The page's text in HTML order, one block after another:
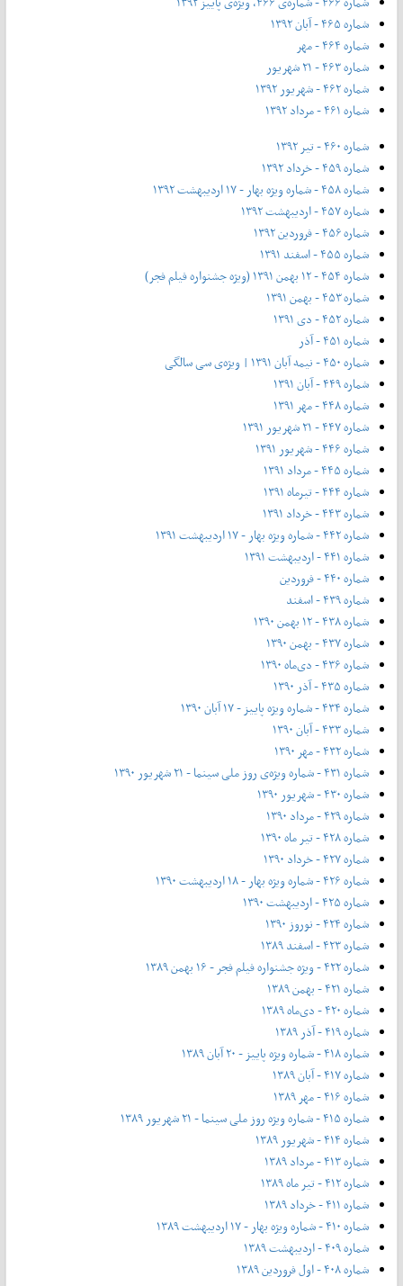
شماره ۴۶۵ - آبان ۱۳۹۲
شماره ۴۶۴ - مهر
شماره ۴۶۳ - ۲۱ شهریور
شماره ۴۶۲ - شهریور ۱۳۹۲
شماره ۴۶۱ - مرداد ۱۳۹۲
شماره ۴۶۰ - تیر ۱۳۹۲
شماره ۴۵۹ - خرداد ۱۳۹۲
شماره ۴۵۸ - شماره ویژه بهار - ۱۷ اردیبهشت ۱۳۹۲
شماره ۴۵۷ - اردیبهشت ۱۳۹۲
شماره ۴۵۶ - فروردین ۱۳۹۲
شماره ۴۵۵ - اسفند ۱۳۹۱
شماره ۴۵۴ - ۱۲ بهمن ۱۳۹۱ (ویژه جشنواره فیلم فجر)
شماره ۴۵۳ - بهمن ۱۳۹۱
شماره ۴۵۲ - دی ۱۳۹۱
شماره ۴۵۱ - آذر
شماره ۴۵۰ - نیمه آبان ۱۳۹۱ | ویژه‌ی سی سالگی
شماره ۴۴۹ - آبان ۱۳۹۱
شماره ۴۴۸ - مهر ۱۳۹۱
شماره ۴۴۷ - ۲۱ شهریور ۱۳۹۱
شماره ۴۴۶ - شهریور ۱۳۹۱
شماره ۴۴۵ - مرداد ۱۳۹۱
شماره ۴۴۴ - تیر‌ماه ۱۳۹۱
شماره ۴۴۳ - خرداد ۱۳۹۱
شماره ۴۴۲ - شماره ویژه بهار - ۱۷ اردیبهشت ۱۳۹۱
شماره ۴۴۱ - اردیبهشت ۱۳۹۱
شماره ۴۴۰ - فروردین
شماره ۴۳۹ - اسفند
شماره ۴۳۸ - ۱۲ بهمن ۱۳۹۰
شماره ۴۳۷ - بهمن ۱۳۹۰
شماره ۴۳۶ - دی‌ماه ۱۳۹۰
شماره ۴۳۵ - آذر ۱۳۹۰
شماره ۴۳۴ - شماره ویژه پاییز - ۱۷ آبان ۱۳۹۰
شماره ۴۳۳ - آبان ۱۳۹۰
شماره ۴۳۲ - مهر ۱۳۹۰
شماره ۴۳۱ - شماره ویژه‌ی روز ملی سینما - ۲۱ شهریور ۱۳۹۰
شماره ۴۳۰ - شهریور ۱۳۹۰
شماره ۴۲۹ - مرداد ۱۳۹۰
شماره ۴۲۸ - تیر ماه ۱۳۹۰
شماره ۴۲۷ - خرداد ۱۳۹۰
شماره ۴۲۶ - شماره ویژه بهار - ۱۸ اردیبهشت ۱۳۹۰
شماره ۴۲۵ - اردیبهشت ۱۳۹۰
شماره ۴۲۴ - نوروز ۱۳۹۰
شماره ۴۲۳ - اسفند ۱۳۸۹
شماره ۴۲۲ - ویژه جشنواره فیلم فجر - ۱۶ بهمن ۱۳۸۹
شماره ۴۲۱ - بهمن ۱۳۸۹
شماره ۴۲۰ - دی‌ماه ۱۳۸۹
شماره ۴۱۹ - آذر ۱۳۸۹
شماره ۴۱۸ - شماره ویژه پاییز - ۲۰ آبان ۱۳۸۹
شماره ۴۱۷ - آبان ۱۳۸۹
شماره ۴۱۶ - مهر ۱۳۸۹
شماره ۴۱۵ - شماره ویژه روز ملی سینما - ۲۱ شهریور ۱۳۸۹
شماره ۴۱۴ - شهریور ۱۳۸۹
شماره ۴۱۳ - مرداد ۱۳۸۹
شماره ۴۱۲ - تیر ماه ۱۳۸۹
شماره ۴۱۱ - خرداد ۱۳۸۹
شماره ۴۱۰ - شماره ویژه بهار - ۱۷ اردیبهشت ۱۳۸۹
شماره ۴۰۹ - اردیبهشت ۱۳۸۹
شماره ۴۰۸ - اول فروردین ۱۳۸۹